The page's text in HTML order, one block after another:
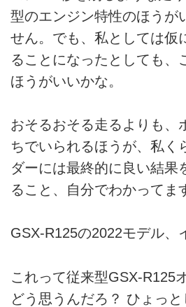
型のエンジン特性のほうが
せん。でも、私としては仮
ることになったとしても、
ほうがいいかな。
おそるおそる走るよりも、
ちでいられるほうが、私く
ダーには最終的に良い結果
ること、自分でわかってま
GSX-R125の2022モデル、
これって従来型GSX-R125
どう思うんだろ？ ひょっ